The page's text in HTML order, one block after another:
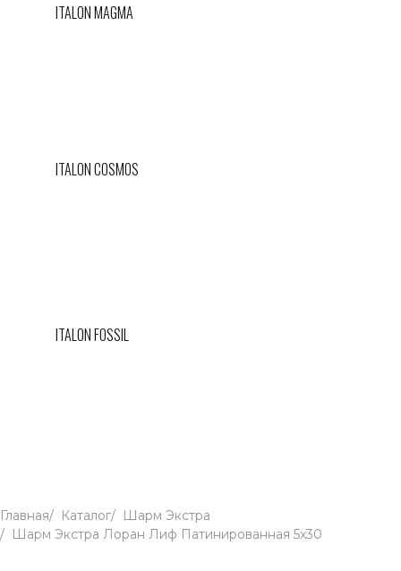
ITALON MAGMA
ITALON COSMOS
ITALON FOSSIL
Главная Каталог
Шарм Экстра
Шарм Экстра Лоран Лиф Патинированная 5x30